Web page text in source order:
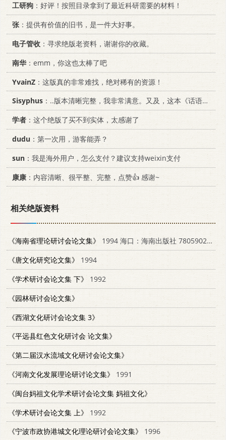
工研狗 ：好评！按照目录拿到了最近科研需要的材料！
张：提供有价值的旧书，是一件大好事。
电子管收 ：寻求绝版老资料，谢谢你的收藏。
南华 ：emm，你这也太棒了吧
YvainZ ：这版真的非常难找，绝对稀有的资源！
Sisyphus ：..版本清晰完整，我非常满意。又及，这本《话语的真相》...
学者 ：这个绝版了买不到实体，太感谢了
dudu ：第一次用，游客能弄？
sun ：我是海外用户，怎么支付？建议支持weixin支付
康康 ：内容清晰、很平整、完整，点赞👍 感谢~
相关绝版资料
《海南省理论研讨会论文集》
1994 海口：海南出版社 7805902453
《唐文化研究论文集》
1994
《学术研讨会论文集 下》
1992
《园林研讨会论文集》
《西湖文化研讨会论文集 3》
《平远县红色文化研讨会 论文集》
《第二届汉水流域文化研讨会论文集》
《河南文化发展理论研讨论文集》
1991
《闽台妈祖文化学术研讨会论文集 妈祖文化》
《学术研讨会论文集 上》
1992
《宁波市政协港城文化理论研讨会论文集》
1996